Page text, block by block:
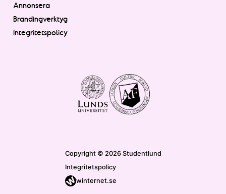
Annonsera
Brandingverktyg
Integritetspolicy
Copyright © 2026 Studentlund
Integritetspolicy
winternet.se